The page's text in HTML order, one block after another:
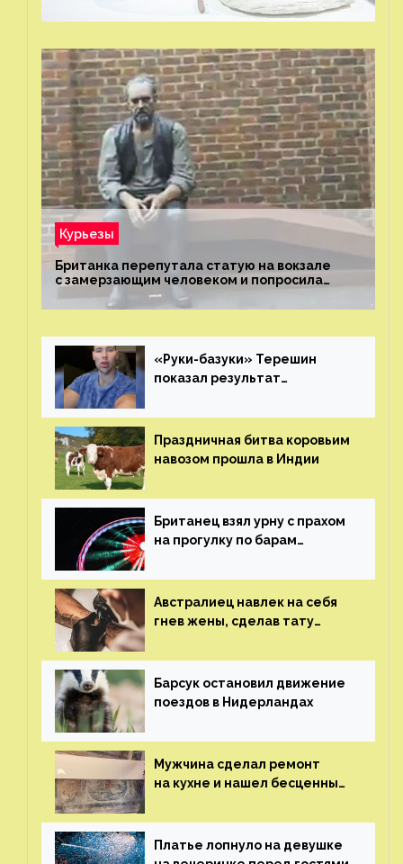
Курьезы
Британка перепутала статую на вокзале
с замерзающим человеком и попросила
о помощи
«Руки-базуки» Терешин
показал результат
Праздничная битва коровьим
навозом прошла в Индии
Британец взял урну с прахом
на прогулку по барам
Австралиец навлек на себя
гнев жены, сделав тату
Барсук остановил движение
поездов в Нидерландах
Мужчина сделал ремонт
на кухне и нашел бесценные
Платье лопнуло на девушке